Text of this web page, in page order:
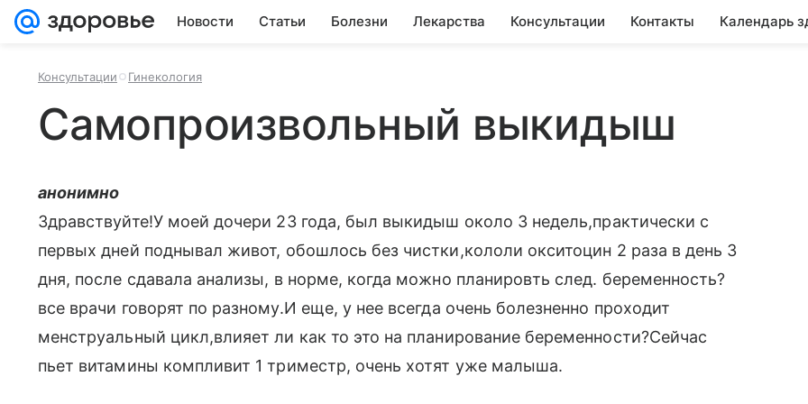
Новости Статьи Болезни Лекарства Консультации Контакты Календарь
Консультации Гинекология
Самопроизвольный выкидыш
анонимно
Здравствуйте!У моей дочери 23 года, был выкидыш около 3 недель,практически с
первых дней поднывал живот, обошлось без чистки,кололи окситоцин 2 раза в день 3
дня, после сдавала анализы, в норме, когда можно планировть след. беременность?
все врачи говорят по разному.И еще, у нее всегда очень болезненно проходит
менструальный цикл,влияет ли как то это на планирование беременности?Сейчас
пьет витамины компливит 1 триместр, очень хотят уже малыша.